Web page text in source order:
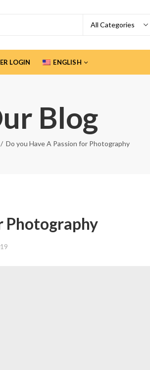
LOGIN ENGLISH
Blog
Do you Have A Passion for Photography
Photography